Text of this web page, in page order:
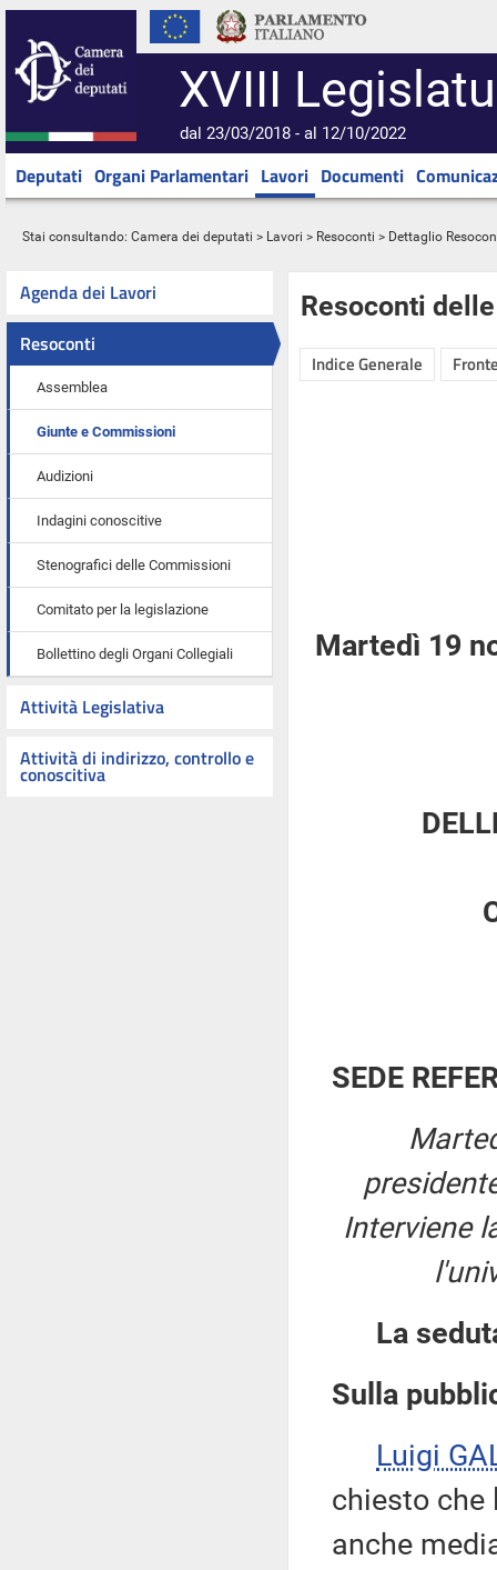
XVIII
dal 23/03/2018 - al 12/10/2022
Deputati Organi Parlamentari Lavori Documenti
Stai consultando: Camera dei deputati > Lavori > Resoconti > Dettaglio
Agenda dei Lavori
Resoconti
Assemblea
Giunte e Commissioni
Audizioni
Indagini conoscitive
Stenografici delle Commissioni
Comitato per la legislazione
Bollettino degli Organi Collegiali
Attività Legislativa
Attività di indirizzo, controllo e
conoscitiva
Resoconti
Indice Generale
Martedì 19
SEDE
Interviene
La
Sulla
Luigi
chiesto che
anche